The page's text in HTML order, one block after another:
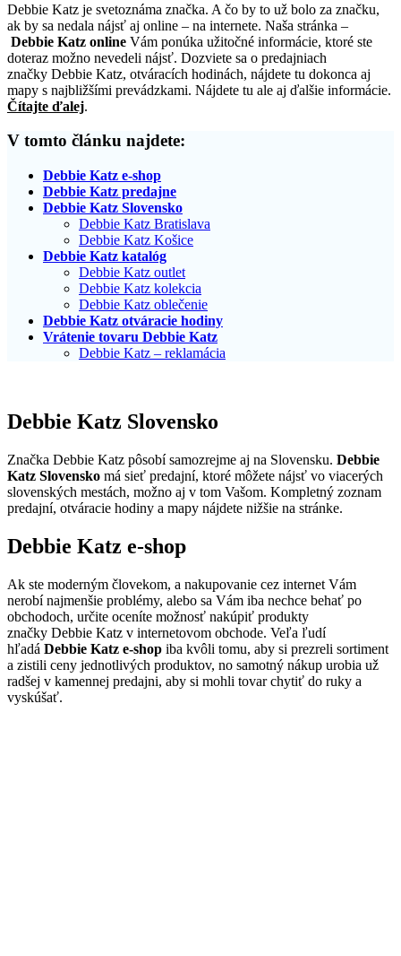
Debbie Katz je svetoznáma značka. A čo by to už bolo za značku,
ak by sa nedala nájsť aj online – na internete. Naša stránka –
Debbie Katz online Vám ponúka užitočné informácie, ktoré ste
doteraz možno nevedeli nájsť. Dozviete sa o predajniach
značky Debbie Katz, otváracích hodinách, nájdete tu dokonca aj
mapy s najbližšími prevádzkami. Nájdete tu ale aj ďalšie informácie.
Čítajte ďalej.
V tomto článku najdete:
Debbie Katz e-shop
Debbie Katz predajne
Debbie Katz Slovensko
Debbie Katz Bratislava
Debbie Katz Košice
Debbie Katz katalóg
Debbie Katz outlet
Debbie Katz kolekcia
Debbie Katz oblečenie
Debbie Katz otváracie hodiny
Vrátenie tovaru Debbie Katz
Debbie Katz – reklamácia
Debbie Katz Slovensko
Značka Debbie Katz pôsobí samozrejme aj na Slovensku. Debbie
Katz Slovensko má sieť predajní, ktoré môžete nájsť vo viacerých
slovenských mestách, možno aj v tom Vašom. Kompletný zoznam
predajní, otváracie hodiny a mapy nájdete nižšie na stránke.
Debbie Katz e-shop
Ak ste moderným človekom, a nakupovanie cez internet Vám
nerobí najmenšie problémy, alebo sa Vám iba nechce behať po
obchodoch, určite oceníte možnosť nakúpiť produkty
značky Debbie Katz v internetovom obchode. Veľa ľudí
hľadá Debbie Katz e-shop iba kvôli tomu, aby si prezreli sortiment
a zistili ceny jednotlivých produktov, no samotný nákup urobia už
radšej v kamennej predajni, aby si mohli tovar chytiť do ruky a
vyskúšať.